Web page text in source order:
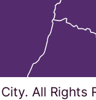
All Rights